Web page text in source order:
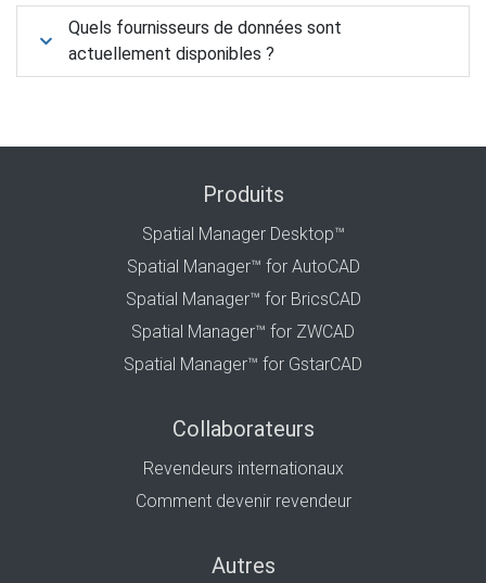
Quels fournisseurs de données sont
actuellement disponibles ?
Produits
Spatial Manager Desktop™
Spatial Manager™ for AutoCAD
Spatial Manager™ for BricsCAD
Spatial Manager™ for ZWCAD
Spatial Manager™ for GstarCAD
Collaborateurs
Revendeurs internationaux
Comment devenir revendeur
Autres